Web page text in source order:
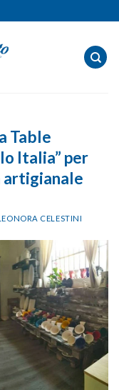
Table
Italia” per
artigianale
CELESTINI